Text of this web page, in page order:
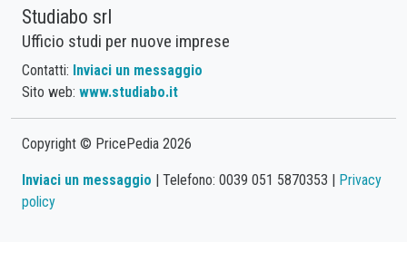
Studiabo srl
Ufficio studi per nuove imprese
Contatti: Inviaci un messaggio
Sito web: www.studiabo.it
Copyright © PricePedia 2026
Inviaci un messaggio | Telefono: 0039 051 5870353 | Privacy
policy